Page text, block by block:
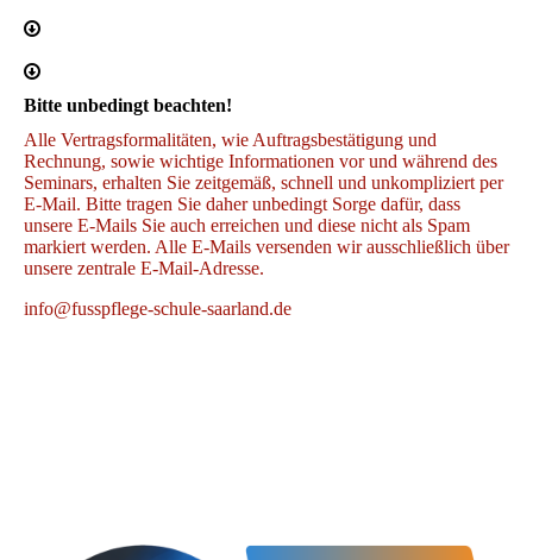
Bitte unbedingt beachten!
Alle Vertragsformalitäten, wie Auftragsbestätigung und
Rechnung, sowie wichtige Informationen vor und während des
Seminars, erhalten Sie zeitgemäß, schnell und unkompliziert per
E-Mail. Bitte tragen Sie daher unbedingt Sorge dafür, dass
unsere E-Mails Sie auch erreichen und diese nicht als Spam
markiert werden. Alle E-Mails versenden wir ausschließlich über
unsere zentrale E-Mail-Adresse.
info@fusspflege-schule-saarland.de